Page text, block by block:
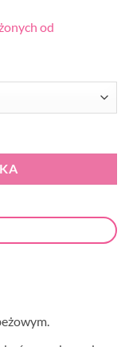
od